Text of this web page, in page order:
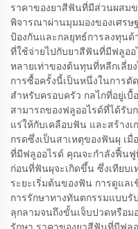
ราคาของยาสีฟันที่มีส่วนผสม
พิจารณาผ่านมุมมองของเศร
ป้องกันและกลยุทธ์การลงทุน
ที่ใช้จ่ายไปกับยาสีฟันที่มีฟลูอ
หลายเท่าของต้นทุนที่หลีกเลี่ย
การซื้อครั้งนี้เป็นหนึ่งในการ
สำหรับครอบครัว กลไกที่อยู่เ
สามารถของฟลูออไรด์ที่ได้รับ
แร่ให้กับเคลือบฟัน และสร้าง
กรดซึ่งเป็นสาเหตุของฟันผุ เ
ที่มีฟลูออไรด์ คุณจะกำลังฟื้น
ก่อนที่ฟันผุจะเกิดขึ้น ซึ่งเทียบ
ระยะเริ่มต้นของฟัน การดูแล
การรักษาทางทันตกรรมแบบรั
ลุกลามจนถึงขั้นเจ็บปวดหรือม